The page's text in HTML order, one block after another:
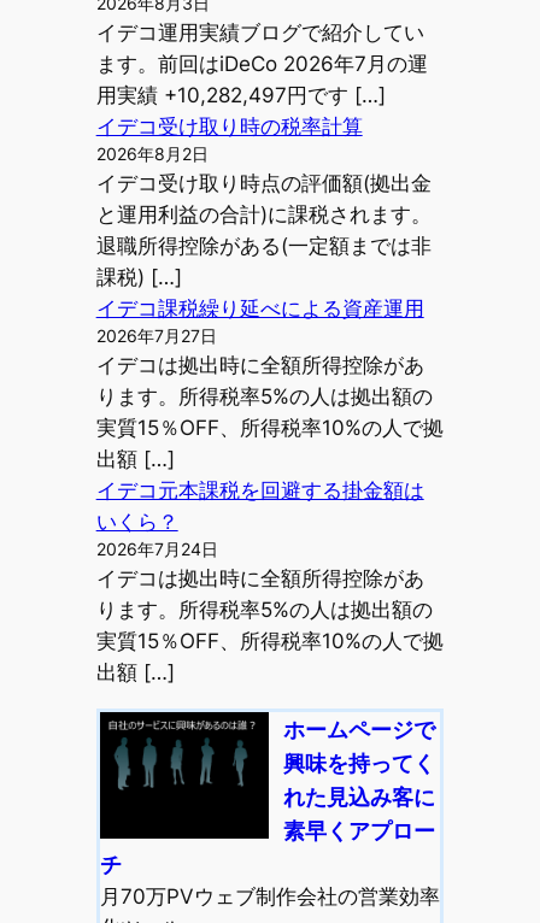
2026年8月3日
イデコ運用実績ブログで紹介してい
ます。前回はiDeCo 2026年7月の運
用実績 +10,282,497円です […]
イデコ受け取り時の税率計算
2026年8月2日
イデコ受け取り時点の評価額(拠出金
と運用利益の合計)に課税されます。
退職所得控除がある(一定額までは非
課税) […]
イデコ課税繰り延べによる資産運用
2026年7月27日
イデコは拠出時に全額所得控除があ
ります。所得税率5%の人は拠出額の
実質15％OFF、所得税率10%の人で拠
出額 […]
イデコ元本課税を回避する掛金額は
いくら？
2026年7月24日
イデコは拠出時に全額所得控除があ
ります。所得税率5%の人は拠出額の
実質15％OFF、所得税率10%の人で拠
出額 […]
ホームページで
興味を持ってく
れた見込み客に
素早くアプロー
チ
月70万PVウェブ制作会社の営業効率